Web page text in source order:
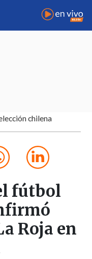
chilena
fútbol
Roja en